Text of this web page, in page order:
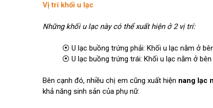
Vị trí khối u lạc
Những khối u lạc này có thể xuất hiện ở 2 vị trí:
⦿ U lạc buồng trứng phải: Khối u lạc nằm ở
⦿ U lạc buồng trứng trái: Khối u lạc nằm ở
Bên cạnh đó, nhiều chị em cũng xuất hiện nang lạc
khả năng sinh sản của phụ nữ.